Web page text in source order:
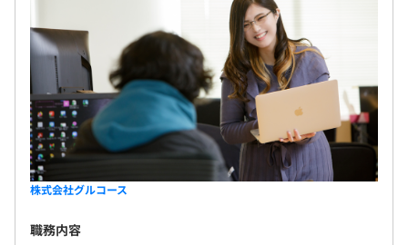
プロジェクト毎に毎朝15分程度の朝会があります。
仕様を策定する上で不明点があれば、社長を含め他のメン
バーに気軽に相談することが可能です。
◆エンジニアの開発環境（言語・フレームワークなど）
＜主な使用言語＞
Python3、TypeScript、Swift、JavaScript など
顧客のニーズによって変わりますが、サーバのほとんどは
AWSです。
株式会社グルコース
職務内容